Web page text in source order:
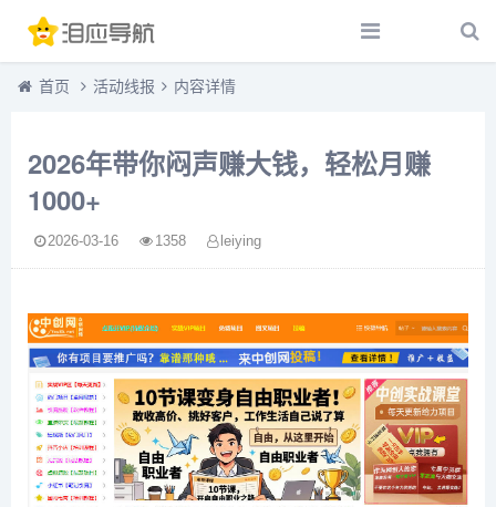
首页 活动线报 内容详情
2026年带你闷声赚大钱，轻松月赚
1000+
2026-03-16 1358 leiying